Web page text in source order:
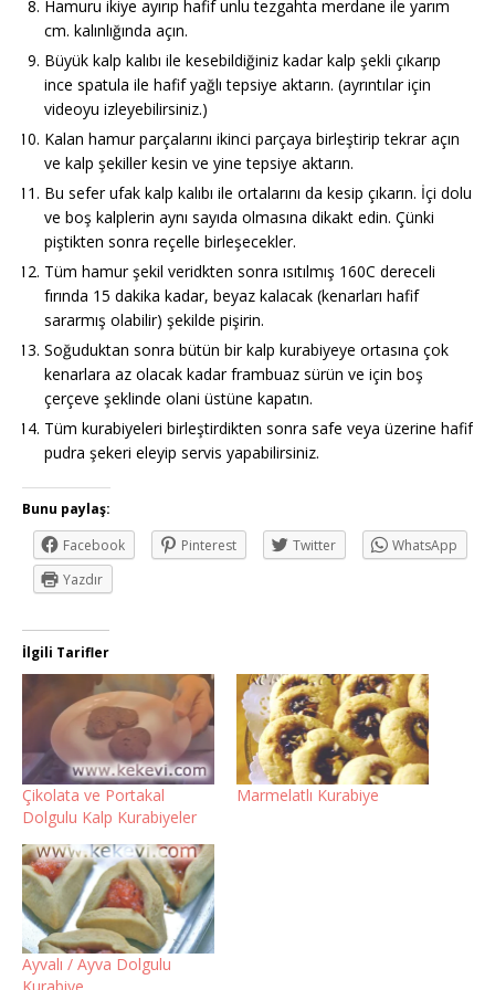
Hamuru ikiye ayırıp hafif unlu tezgahta merdane ile yarım
cm. kalınlığında açın.
Büyük kalp kalıbı ile kesebildiğiniz kadar kalp şekli çıkarıp
ince spatula ile hafif yağlı tepsiye aktarın. (ayrıntılar için
videoyu izleyebilirsiniz.)
Kalan hamur parçalarını ikinci parçaya birleştirip tekrar açın
ve kalp şekiller kesin ve yine tepsiye aktarın.
Bu sefer ufak kalp kalıbı ile ortalarını da kesip çıkarın. İçi dolu
ve boş kalplerin aynı sayıda olmasına dikakt edin. Çünki
piştikten sonra reçelle birleşecekler.
Tüm hamur şekil veridkten sonra ısıtılmış 160C dereceli
fırında 15 dakika kadar, beyaz kalacak (kenarları hafif
sararmış olabilir) şekilde pişirin.
Soğuduktan sonra bütün bir kalp kurabiyeye ortasına çok
kenarlara az olacak kadar frambuaz sürün ve için boş
çerçeve şeklinde olani üstüne kapatın.
Tüm kurabiyeleri birleştirdikten sonra safe veya üzerine hafif
pudra şekeri eleyip servis yapabilirsiniz.
Bunu paylaş:
Facebook
Pinterest Twitter
WhatsApp
Yazdır
İlgili Tarifler
Çikolata ve Portakal
Dolgulu Kalp Kurabiyeler
Marmelatlı Kurabiye
Ayvalı / Ayva Dolgulu